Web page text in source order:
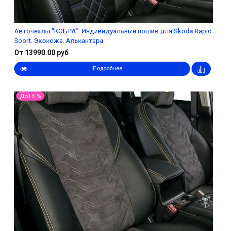
Авточехлы "КОБРА". Индивидуальный пошив для Skoda Rapid
Sport. Экокожа. Алькантара.
От 13990.00 руб
Подробнее
До13 %